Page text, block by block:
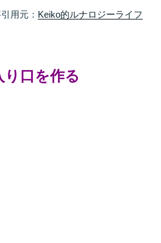
用元： Keiko的ルナロジーライフ
口を作る